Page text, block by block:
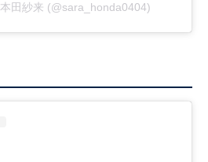
田紗来 (@sara_honda0404)